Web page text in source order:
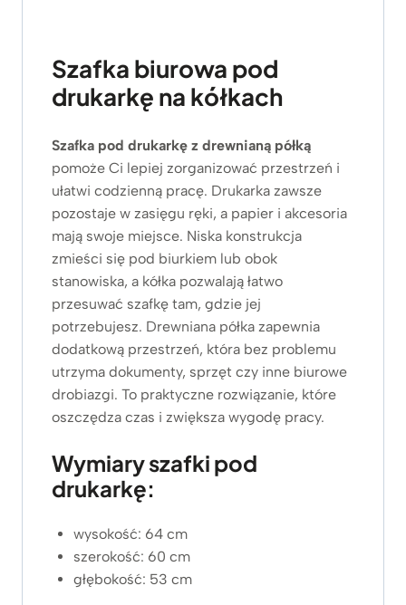
Szafka biurowa pod
drukarkę na kółkach
Szafka pod drukarkę z drewnianą półką
pomoże Ci lepiej zorganizować przestrzeń i
ułatwi codzienną pracę. Drukarka zawsze
pozostaje w zasięgu ręki, a papier i akcesoria
mają swoje miejsce. Niska konstrukcja
zmieści się pod biurkiem lub obok
stanowiska, a kółka pozwalają łatwo
przesuwać szafkę tam, gdzie jej
potrzebujesz. Drewniana półka zapewnia
dodatkową przestrzeń, która bez problemu
utrzyma dokumenty, sprzęt czy inne biurowe
drobiazgi. To praktyczne rozwiązanie, które
oszczędza czas i zwiększa wygodę pracy.
Wymiary szafki pod
drukarkę:
wysokość: 64 cm
szerokość: 60 cm
głębokość: 53 cm